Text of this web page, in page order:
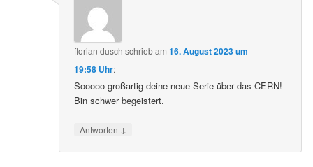
florian dusch schriebam16. August 2023 um
19:58 Uhr:
Sooooo großartig deine neue Serie über das CERN!
Bin schwer begeistert.
Antworten ↓